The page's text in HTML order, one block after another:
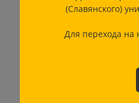
(Славянского)
Для перехода на